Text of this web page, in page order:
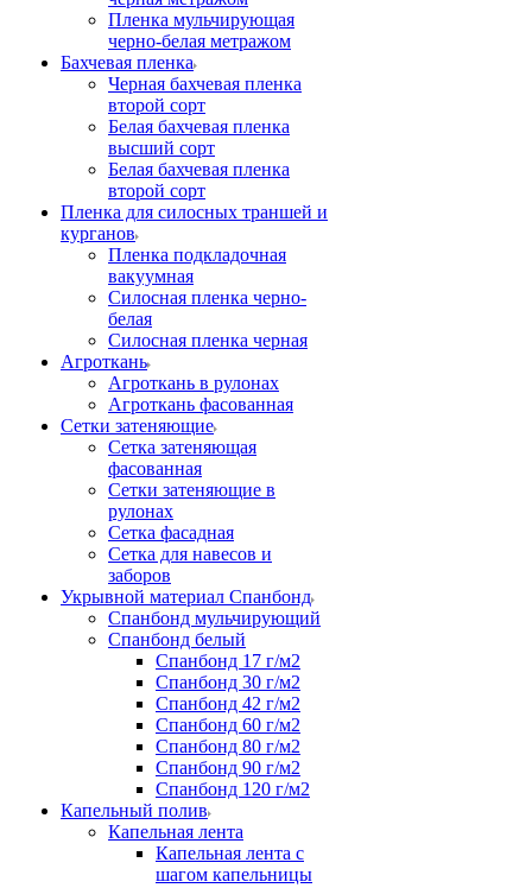
Пленка мульчирующая
черно-белая метражом
Бахчевая пленка
Черная бахчевая пленка
второй сорт
Белая бахчевая пленка
высший сорт
Белая бахчевая пленка
второй сорт
Пленка для силосных траншей и
курганов
Пленка подкладочная
вакуумная
Силосная пленка черно-
белая
Силосная пленка черная
Агроткань
Агроткань в рулонах
Агроткань фасованная
Сетки затеняющие
Сетка затеняющая
фасованная
Сетки затеняющие в
рулонах
Сетка фасадная
Сетка для навесов и
заборов
Укрывной материал Спанбонд
Спанбонд мульчирующий
Спанбонд белый
Спанбонд 17 г/м2
Спанбонд 30 г/м2
Спанбонд 42 г/м2
Спанбонд 60 г/м2
Спанбонд 80 г/м2
Спанбонд 90 г/м2
Спанбонд 120 г/м2
Капельный полив
Капельная лента
Капельная лента с
шагом капельницы